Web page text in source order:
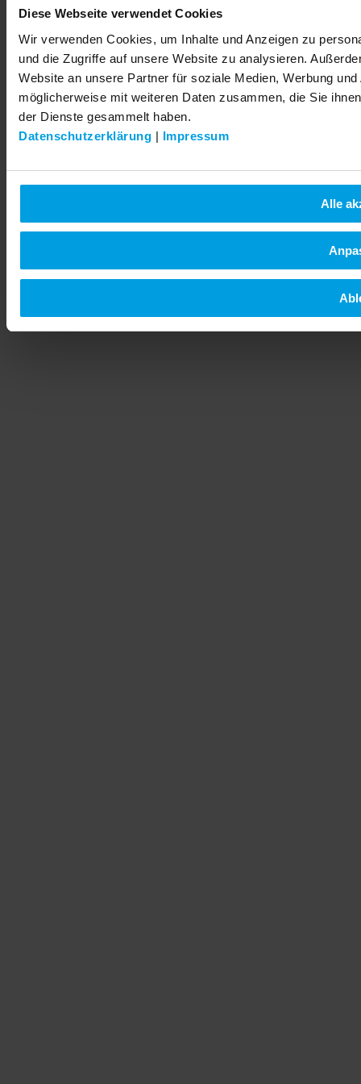
Diese Webseite verwendet Cookies
Wir verwenden Cookies, um Inhalte und Anzeigen zu
und die Zugriffe auf unsere Website zu analysieren.
Website an unsere Partner für soziale Medien, Werbung
möglicherweise mit weiteren Daten zusammen, die Sie
der Dienste gesammelt haben.
Datenschutzerklärung | Impressum
Alle
© 2026 LEMKEN GmbH & Co. KG